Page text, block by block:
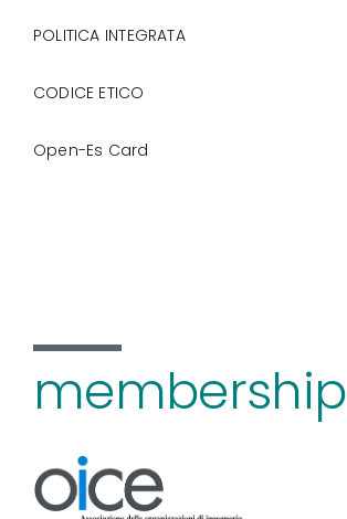
POLITICA INTEGRATA
CODICE ETICO
Open-Es Card
membership